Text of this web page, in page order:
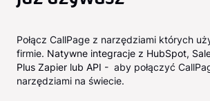
Połącz CallPage z narzędziami których
firmie. Natywne integracje z HubSpot,
Plus Zapier lub API - aby połączyć
narzędziami na świecie.